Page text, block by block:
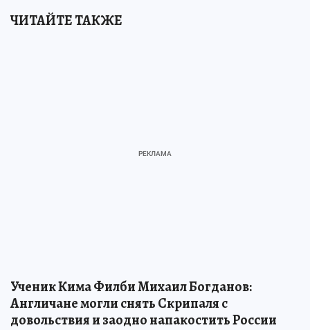
ЧИТАЙТЕ ТАКЖЕ
Ученик Кима Филби Михаил Богданов:
Англичане могли снять Скрипаля с
довольствия и заодно напакостить России